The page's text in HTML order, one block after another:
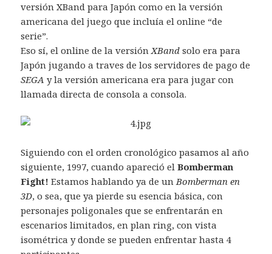
versión XBand para Japón como en la versión
americana del juego que incluía el online “de
serie”.
Eso sí, el online de la versiónXBand solo era para
Japón jugando a traves de los servidores de pago de
SEGA y la versión americana era para jugar con
llamada directa de consola a consola.
Siguiendo con el orden cronológico pasamos al año
siguiente, 1997, cuando apareció elBomberman
Fight! Estamos hablando ya de unBomberman en
3D, o sea, que ya pierde su esencia básica, con
personajes poligonales que se enfrentarán en
escenarios limitados, en plan ring, con vista
isométrica y donde se pueden enfrentar hasta 4